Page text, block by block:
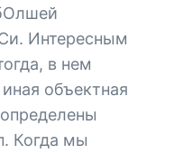
Интересным
в нем
объектная
Когда мы